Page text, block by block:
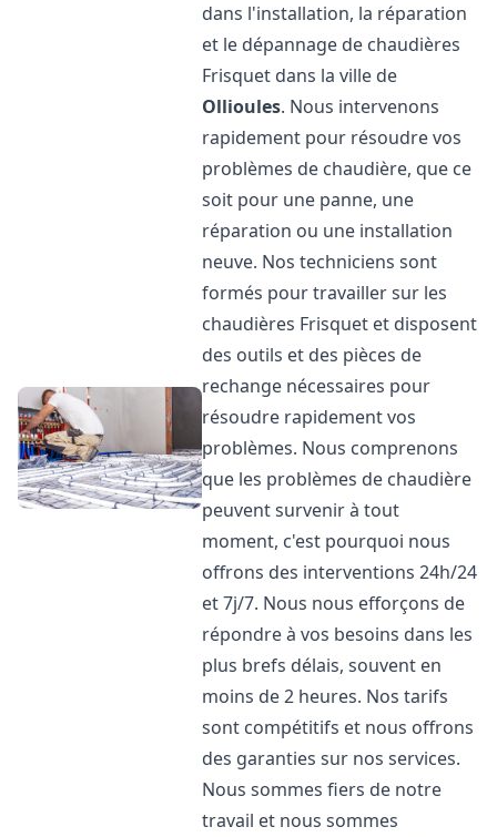
dans l'installation, la réparation
et le dépannage de chaudières
Frisquet dans la ville de
Ollioules. Nous intervenons
rapidement pour résoudre vos
problèmes de chaudière, que ce
soit pour une panne, une
réparation ou une installation
neuve. Nos techniciens sont
formés pour travailler sur les
chaudières Frisquet et disposent
des outils et des pièces de
rechange nécessaires pour
résoudre rapidement vos
problèmes. Nous comprenons
que les problèmes de chaudière
peuvent survenir à tout
moment, c'est pourquoi nous
offrons des interventions 24h/24
et 7j/7. Nous nous efforçons de
répondre à vos besoins dans les
plus brefs délais, souvent en
moins de 2 heures. Nos tarifs
sont compétitifs et nous offrons
des garanties sur nos services.
Nous sommes fiers de notre
travail et nous sommes